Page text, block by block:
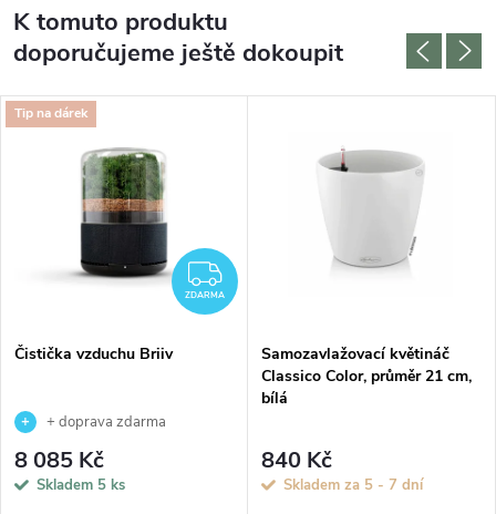
K tomuto produktu
doporučujeme ještě dokoupit
Tip na dárek
ZDARMA
ZDARMA
Čistička vzduchu Briiv
+ doprava zdarma
8 085 Kč
Skladem 5 ks
Samozavlažovací květináč
Classico Color, průměr 21 cm,
bílá
840 Kč
Skladem za 5 - 7 dní